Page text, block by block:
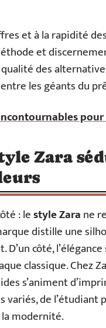
et à la rapidité
et
des
les géants du
Zara
: lestyle Zarane
distille une
côté,
classique. Chez
s’animent
variés, de
modernité.